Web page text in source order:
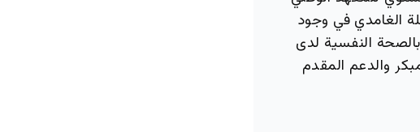
1447هـ. وتعمقت أسئلة الغامدي في وجود
النفسية لدى
والدعم المقدم